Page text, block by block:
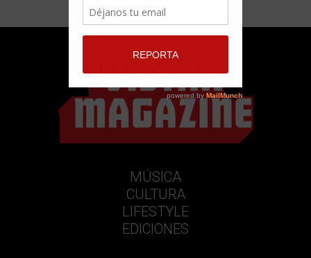
MÚSICA
CULTURA
LIFESTYLE
EDICIONES